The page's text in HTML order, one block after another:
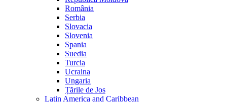
România
Serbia
Slovacia
Slovenia
Spania
Suedia
Turcia
Ucraina
Ungaria
Țările de Jos
Latin America and Caribbean